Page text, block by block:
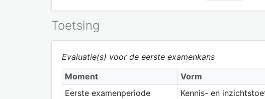
Toetsing
Evaluatie(s) voor de eerste examenkans
Moment
Vorm
Eerste examenperiode
Kennis- en